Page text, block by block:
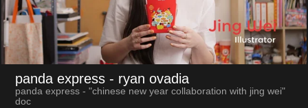
panda express - ryan ovadia
panda express - "chinese new year collaboration with jing wei"
doc